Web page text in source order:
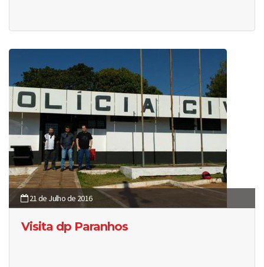
21 de Julho de 2016
Visita dp Paranhos